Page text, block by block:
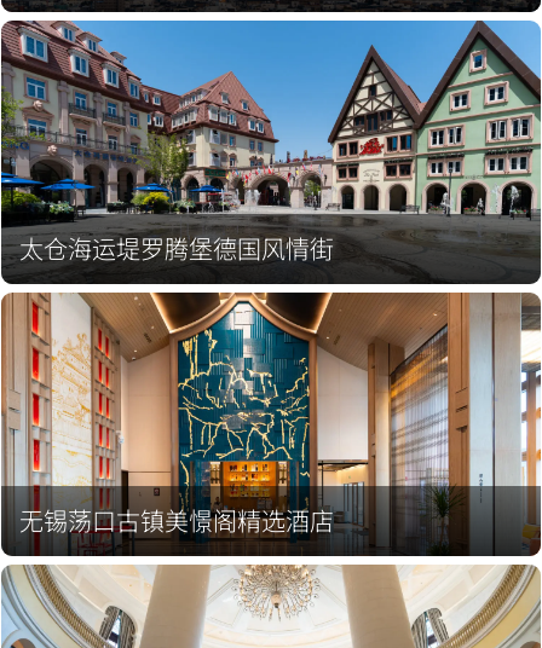
太仓海运堤罗腾堡德国风情街
无锡荡口古镇美憬阁精选酒店